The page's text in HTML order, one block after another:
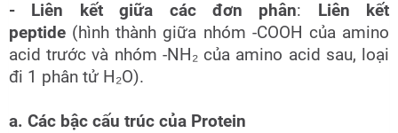
- Liên kết giữa các đơn phân:
Liên kết
peptide (hình thành giữa nhóm -COOH của amino
acid trước và nhóm -NH₂ của amino acid sau, loại
đi 1 phân tử H₂O).
a. Các bậc cấu trúc của Protein